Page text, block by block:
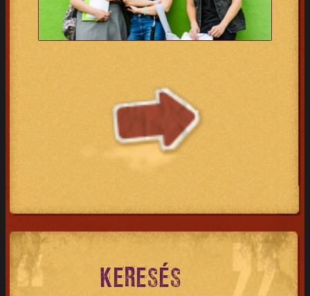
KERESÉS